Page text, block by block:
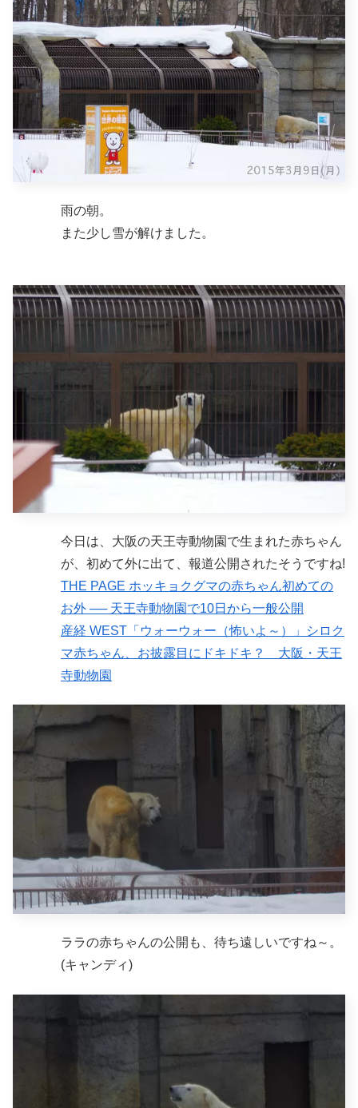
雨の朝。
また少し雪が解けました。
今日は、大阪の天王寺動物園で生まれた赤ちゃん
が、初めて外に出て、報道公開されたそうですね!
THE PAGE ホッキョクグマの赤ちゃん初めての
お外 ── 天王寺動物園で10日から一般公開
産経 WEST「ウォーウォー（怖いよ～）」シロク
マ赤ちゃん、お披露目にドキドキ？ 大阪・天王
寺動物園
ララの赤ちゃんの公開も、待ち遠しいですね～。
(キャンディ)